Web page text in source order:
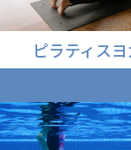
ピラティス